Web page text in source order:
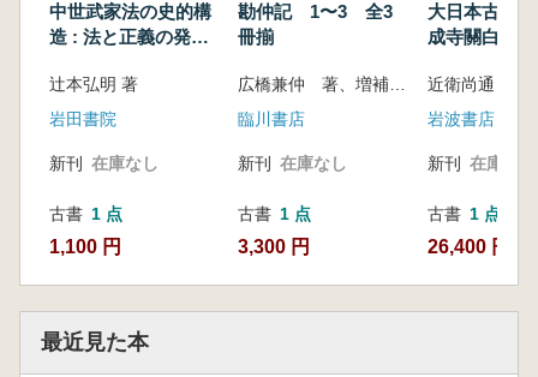
中世武家法の史的構
造 : 法と正義の発展
辻本弘明 著
岩田書院
新刊 在庫なし
古書 1 点
1,100 円
勘仲記 1〜3 全3
冊揃
広橋兼仲 著、増補史料大成刊行会 編
臨川書店
新刊 在庫なし
古書 1 点
3,300 円
大日本古記
成寺關白
岩波書店
新刊 在庫なし
古書 1 点
26,400 円
最近見た本